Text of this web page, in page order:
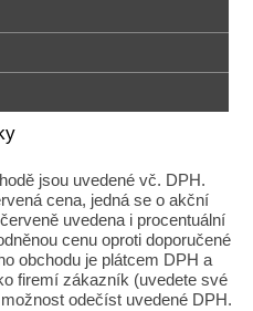
jsou uvedené vč. DPH.
cena, jedná se o akční
uvedena i procentuální
cenu oproti doporučené
obchodu je plátcem DPH a
firemí zákazník (uvedete své
odečíst uvedené DPH.